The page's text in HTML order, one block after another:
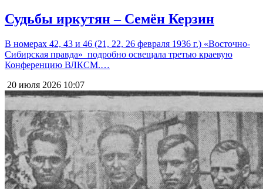
Судьбы иркутян – Семён Керзин
В номерах 42, 43 и 46 (21, 22, 26 февраля 1936 г.) «Восточно-
Сибирская правда» подробно освещала третью краевую
Конференцию ВЛКСМ.…
20 июля 2026 10:07